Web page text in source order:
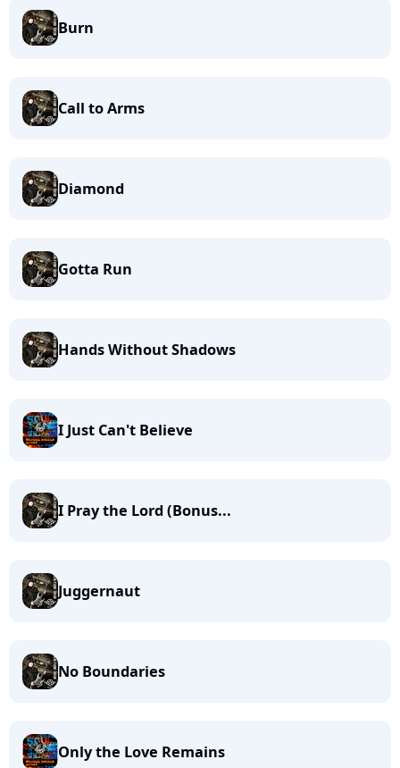
Burn
Call to Arms
Diamond
Gotta Run
Hands Without Shadows
I Just Can't Believe
I Pray the Lord (Bonus...
Juggernaut
No Boundaries
Only the Love Remains